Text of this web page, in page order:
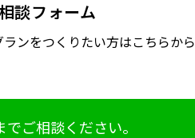
談フォーム
ランをつくりたい方はこちらから
ご相談ください。